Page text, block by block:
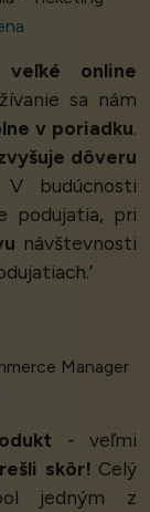
veľké online
sa nám
v poriadku.
dôveru
V budúcnosti
podujatia, pri
návštevnosti
Manager
- veľmi
skôr! Celý
jedným z